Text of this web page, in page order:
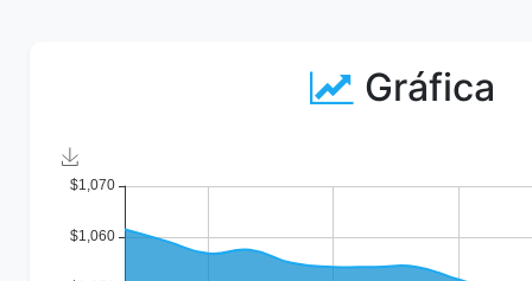
Gráfica